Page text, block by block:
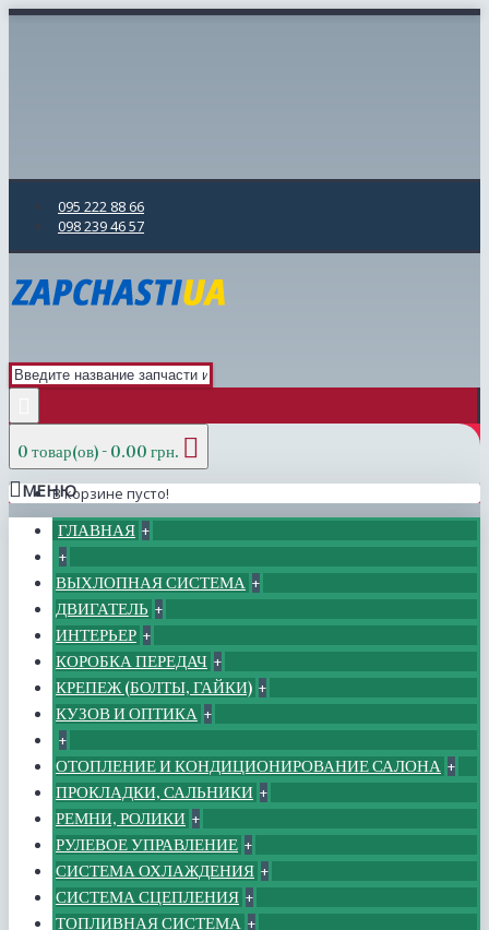
095 222 88 66
098 239 46 57
0 товар(ов) - 0.00 грн.
В корзине пусто!
МЕНЮ
ГЛАВНАЯ +
+
ВЫХЛОПНАЯ СИСТЕМА +
ДВИГАТЕЛЬ +
ИНТЕРЬЕР +
КОРОБКА ПЕРЕДАЧ +
КРЕПЕЖ (БОЛТЫ, ГАЙКИ) +
КУЗОВ И ОПТИКА +
+
ОТОПЛЕНИЕ И КОНДИЦИОНИРОВАНИЕ САЛОНА +
ПРОКЛАДКИ, САЛЬНИКИ +
РЕМНИ, РОЛИКИ +
РУЛЕВОЕ УПРАВЛЕНИЕ +
СИСТЕМА ОХЛАЖДЕНИЯ +
СИСТЕМА СЦЕПЛЕНИЯ +
ТОПЛИВНАЯ СИСТЕМА +